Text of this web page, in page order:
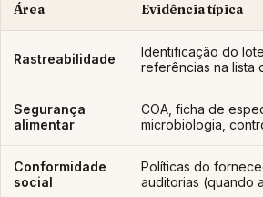
Área Evidência típica
Rastreabilidade
Identificação do
referências na lista
Segurança
alimentar
COA, ficha de
microbiologia,
Conformidade
social
Políticas do
auditorias (quando